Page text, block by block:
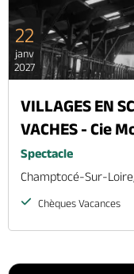
22
janv
2027
VILLAGES EN
VACHES - Cie
Spectacle
Champtocé-Sur-Loire,
Chèques Vacances